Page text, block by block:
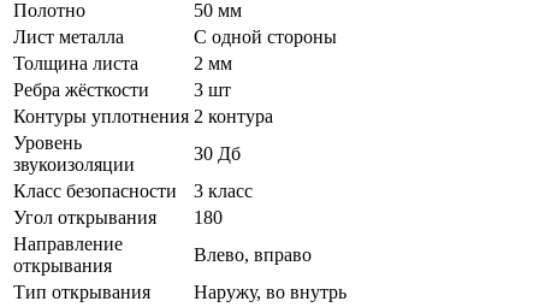
Полотно
50 мм
Лист металла
С одной стороны
Толщина листа
2 мм
Ребра жёсткости
3 шт
Контуры уплотнения 2 контура
Уровень
звукоизоляции
30 Дб
Класс безопасности
3 класс
Угол открывания
180
Направление
открывания
Влево, вправо
Тип открывания
Наружу, во внутрь